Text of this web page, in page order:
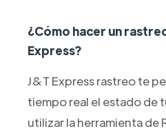
¿Cómo hacer un
Express?
J&T Express rastreo te
tiempo real el estado de
utilizar la herramienta de